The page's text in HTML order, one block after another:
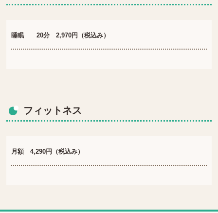
睡眠 20分 2,970円（税込み）
フィットネス
月額 4,290円（税込み）